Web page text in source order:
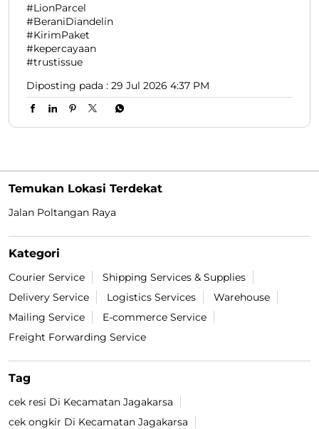
#LionParcel
#BeraniDiandelin
#KirimPaket
#kepercayaan
#trustissue
Diposting pada : 29 Jul 2026 4:37 PM
Temukan Lokasi Terdekat
Jalan Poltangan Raya
Kategori
Courier Service
Shipping Services & Supplies
Delivery Service
Logistics Services
Warehouse
Mailing Service
E-commerce Service
Freight Forwarding Service
Tag
cek resi Di Kecamatan Jagakarsa
cek ongkir Di Kecamatan Jagakarsa